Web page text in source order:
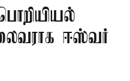
ஈஸ்வர்